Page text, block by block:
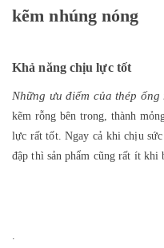
kẽm nhúng nóng
Khả năng chịu lực tốt
Những ưu điểm của thép ống
kẽm rỗng bên trong, thành
lực rất tốt. Ngay cả khi chịu
đập thì sản phẩm cũng rất ít khi
.